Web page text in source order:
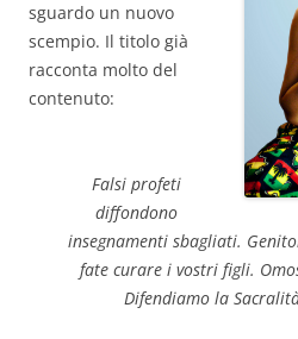
sguardo un nuovo
scempio. Il titolo già
racconta molto del
contenuto:
Falsi profeti
diffondono
insegnamenti sbagliati.
fate curare i vostri figli.
Difendiamo la